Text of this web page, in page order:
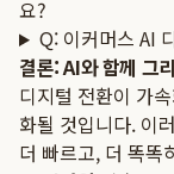
요?
Q: 이커머스 AI
결론: AI와 함께 그
디지털 전환이 가
화될 것입니다. 이
더 빠르고, 더 똑똑